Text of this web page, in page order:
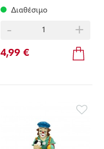
Διαθέσιμο
- +
4,99 €